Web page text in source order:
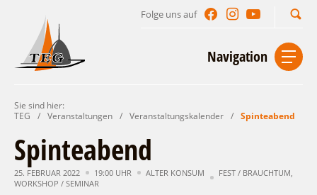
Folge uns auf
Navigation
Start Kontakt
Urlaub im Leichhardt Land
Reisegebiet
Unterkünfte finden
Sie sind hier:
TEG
/ Veranstaltungen / Veranstaltungskalender / Spinteabend
Spinteabend
25. FEBRUAR 2022 19:00 UHR ALTER KONSUM FEST / BRAUCHTUM,
WORKSHOP / SEMINAR